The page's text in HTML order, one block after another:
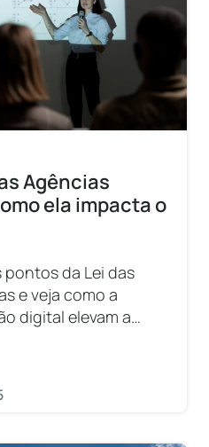
Agências
ela impacta o
pontos da Lei das
e veja como a
digital elevam a